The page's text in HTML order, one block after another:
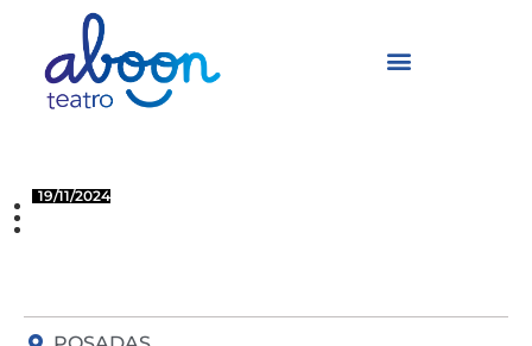
19/11/2024